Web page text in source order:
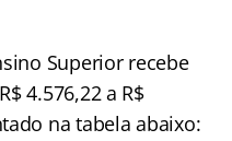
Superior recebe
4.576,22 a R$
na tabela abaixo: